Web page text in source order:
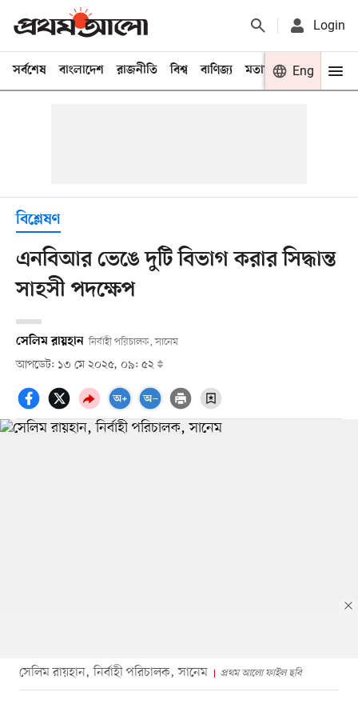
Login
সর্বশেষ বাংলাদেশ রাজনীতি বিশ্ব বাণিজ্য মতামত খেলা
Eng
বিশ্লেষণ
এনবিআর ভেঙে দুটি বিভাগ করার সিদ্ধান্ত
সাহসী পদক্ষেপ
সেলিম রায়হান নির্বাহী পরিচালক, সানেম
আপডেট: ১৩ মে ২০২৫, ০৯: ৫২
সেলিম রায়হান, নির্বাহী পরিচালক, সানেম প্রথম আলো ফাইল ছবি